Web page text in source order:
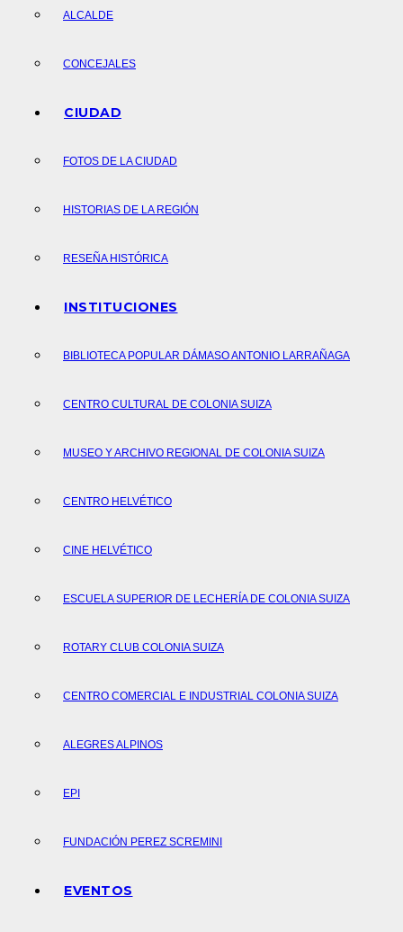
ALCALDE
CONCEJALES
CIUDAD
FOTOS DE LA CIUDAD
HISTORIAS DE LA REGIÓN
RESEÑA HISTÓRICA
INSTITUCIONES
BIBLIOTECA POPULAR DÁMASO ANTONIO LARRAÑAGA
CENTRO CULTURAL DE COLONIA SUIZA
MUSEO Y ARCHIVO REGIONAL DE COLONIA SUIZA
CENTRO HELVÉTICO
CINE HELVÉTICO
ESCUELA SUPERIOR DE LECHERÍA DE COLONIA SUIZA
ROTARY CLUB COLONIA SUIZA
CENTRO COMERCIAL E INDUSTRIAL COLONIA SUIZA
ALEGRES ALPINOS
EPI
FUNDACIÓN PEREZ SCREMINI
EVENTOS